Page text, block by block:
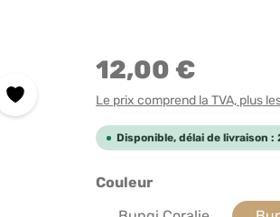
12,00 €
Le prix comprend la TVA, plus
Disponible, délai de livraison :
Sélectionnez
Couleur